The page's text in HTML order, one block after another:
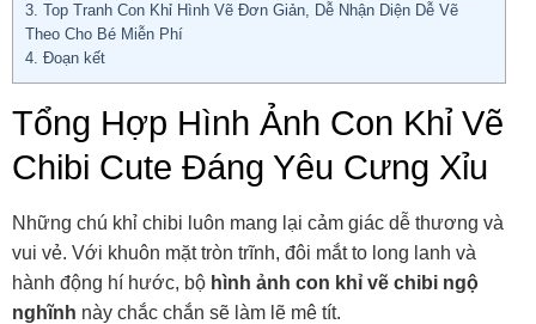
3. Top Tranh Con Khỉ Hình Vẽ Đơn Giản, Dễ Nhận Diện Dễ Vẽ
Theo Cho Bé Miễn Phí
4. Đoạn kết
Tổng Hợp Hình Ảnh Con Khỉ Vẽ
Chibi Cute Đáng Yêu Cưng Xỉu
Những chú khỉ chibi luôn mang lại cảm giác dễ thương và
vui vẻ. Với khuôn mặt tròn trĩnh, đôi mắt to long lanh và
hành động hí hước, bộ hình ảnh con khỉ vẽ chibi ngộ
nghĩnh này chắc chắn sẽ làm lẽ mê tít.